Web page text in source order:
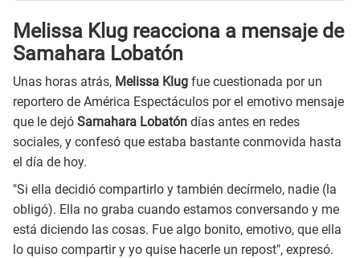
Melissa Klug reacciona a mensaje de
Samahara Lobatón
Unas horas atrás, Melissa Klug fue cuestionada por un
reportero de América Espectáculos por el emotivo mensaje
que le dejó Samahara Lobatón días antes en redes
sociales, y confesó que estaba bastante conmovida hasta
el día de hoy.
"Si ella decidió compartirlo y también decírmelo, nadie (la
obligó). Ella no graba cuando estamos conversando y me
está diciendo las cosas. Fue algo bonito, emotivo, que ella
lo quiso compartir y yo quise hacerle un repost", expresó.